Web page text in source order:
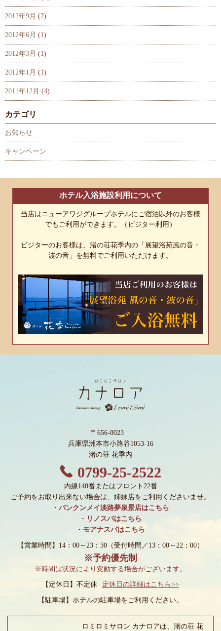
2012年9月 (2)
2012年6月 (1)
2012年3月 (1)
2012年1月 (1)
2011年12月 (4)
カテゴリ
お知らせ
キャンペーン
ホテル入浴施設利用について
当店はニューアワジグループホテルにご宿泊以外のお客様
でもご利用ができます。（ビジター利用）
ビジターのお客様は、渚の荘花季内の「展望浴苑風の音・
波の音」を無料でご利用いただけます。
〒656-0023
兵庫県洲本市小路谷1053-16
渚の荘 花季内
0799-25-2522
内線140番またはフロント22番
ご予約をお取り出来ない場合は、姉妹店をご利用くださいませ。
・ バンクンメイ淡路夢泉景店はこちら
・ リノスパはこちら
・ モアナスパはこちら
【営業時間】14：00～23：30 （受付時間／13：00～22：00）
※予約優先制
※時間は状況により変動する場合がございます。
【定休日】不定休 定休日の詳細はこちら>>
【駐車場】 ホテルの駐車場をご利用ください。
ロミロミサロン カナロアは、渚の荘 花